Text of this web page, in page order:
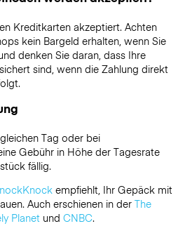
Kreditkarten akzeptiert. Achten
kein Bargeld erhalten, wenn Sie
denken Sie daran, dass Ihre
sind, wenn die Zahlung direkt
Tag oder bei
Gebühr in Höhe der Tagesrate
fällig.
empfiehlt, Ihr Gepäck mit
Auch erschienen in der The
Planetund CNBC.